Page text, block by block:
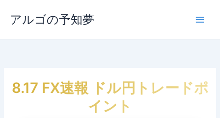
ス
アルゴの予知夢
8.17 FX速報 ドル円トレードポ
イント